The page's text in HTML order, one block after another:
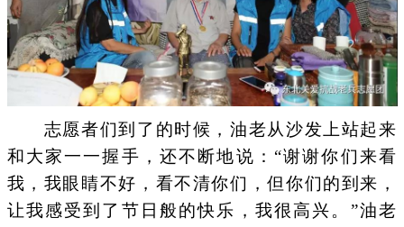
志愿者们到了的时候，油老从沙发上站起来
和大家一一握手，还不断地说：“谢谢你们来看
我，我眼睛不好，看不清你们，但你们的到来，
让我感受到了节日般的快乐，我很高兴。”油老